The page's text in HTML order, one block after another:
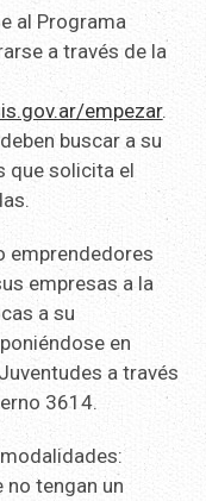
al Programa
a través de la
empezar.
buscar a su
que solicita el
emprendedores
empresas a la
a su
en
a través
3614.
no tengan un